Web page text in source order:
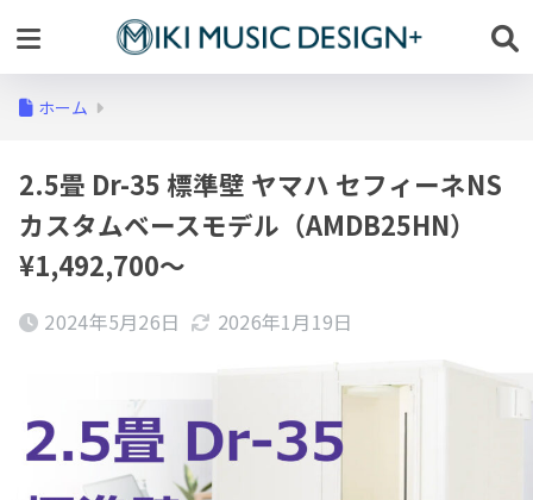
ホーム
2.5畳 Dr-35 標準壁 ヤマハ セフィーネNS
カスタムベースモデル（AMDB25HN）
¥1,492,700～
2024年5月26日 2026年1月19日